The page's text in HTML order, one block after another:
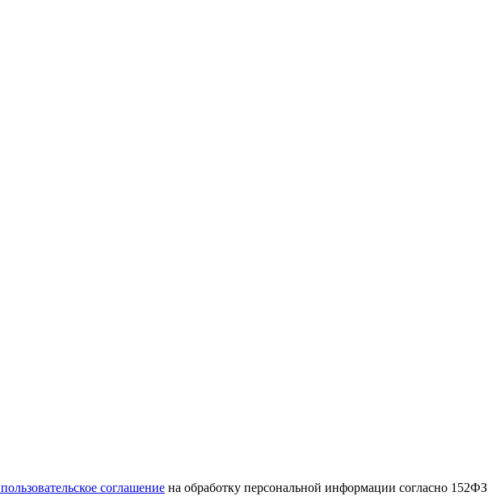
пользовательское соглашение на обработку персональной информации согласно 152ФЗ